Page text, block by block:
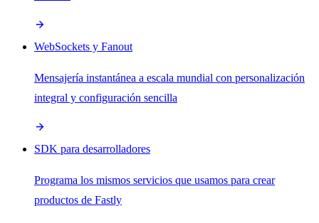
WebSockets y Fanout
Mensajería instantánea a escala mundial con personalización
integral y configuración sencilla
SDK para desarrolladores
Programa los mismos servicios que usamos para crear
productos de Fastly